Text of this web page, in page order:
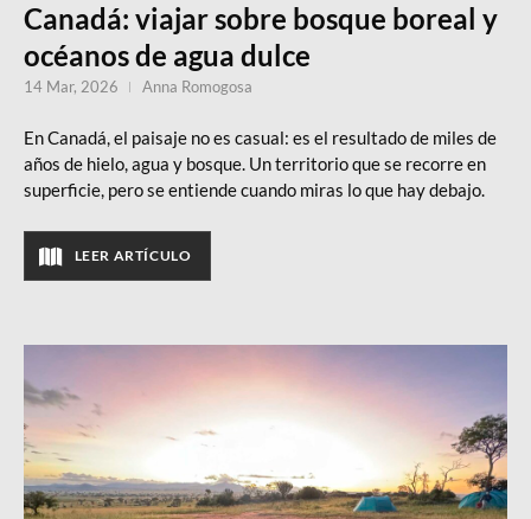
Canadá: viajar sobre bosque boreal y
océanos de agua dulce
En Canadá, el paisaje no es casual: es el resultado de miles de
años de hielo, agua y bosque. Un territorio que se recorre en
superficie, pero se entiende cuando miras lo que hay debajo.
LEER ARTÍCULO
14 Mar, 2026 Anna Romogosa